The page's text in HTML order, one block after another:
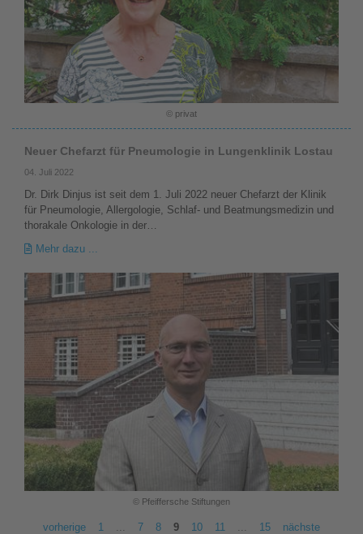
© privat
Neuer Chefarzt für Pneumologie in Lungenklinik Lostau
04. Juli 2022
Dr. Dirk Dinjus ist seit dem 1. Juli 2022 neuer Chefarzt der Klinik
für Pneumologie, Allergologie, Schlaf- und Beatmungsmedizin und
thorakale Onkologie in der…
Mehr dazu ...
© Pfeiffersche Stiftungen
vorherige 1 7 8 9 10 11 15 nächste